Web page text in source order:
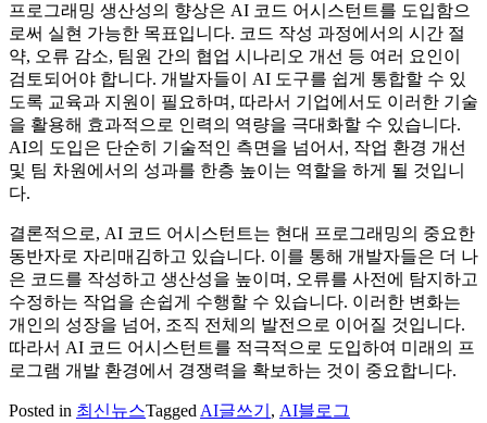
프로그래밍 생산성의 향상은 AI 코드 어시스턴트를 도입함으
로써 실현 가능한 목표입니다. 코드 작성 과정에서의 시간 절
약, 오류 감소, 팀원 간의 협업 시나리오 개선 등 여러 요인이
검토되어야 합니다. 개발자들이 AI 도구를 쉽게 통합할 수 있
도록 교육과 지원이 필요하며, 따라서 기업에서도 이러한 기술
을 활용해 효과적으로 인력의 역량을 극대화할 수 있습니다.
AI의 도입은 단순히 기술적인 측면을 넘어서, 작업 환경 개선
및 팀 차원에서의 성과를 한층 높이는 역할을 하게 될 것입니
다.
결론적으로, AI 코드 어시스턴트는 현대 프로그래밍의 중요한
동반자로 자리매김하고 있습니다. 이를 통해 개발자들은 더 나
은 코드를 작성하고 생산성을 높이며, 오류를 사전에 탐지하고
수정하는 작업을 손쉽게 수행할 수 있습니다. 이러한 변화는
개인의 성장을 넘어, 조직 전체의 발전으로 이어질 것입니다.
따라서 AI 코드 어시스턴트를 적극적으로 도입하여 미래의 프
로그램 개발 환경에서 경쟁력을 확보하는 것이 중요합니다.
Posted in 최신뉴스Tagged AI글쓰기 , AI블로그